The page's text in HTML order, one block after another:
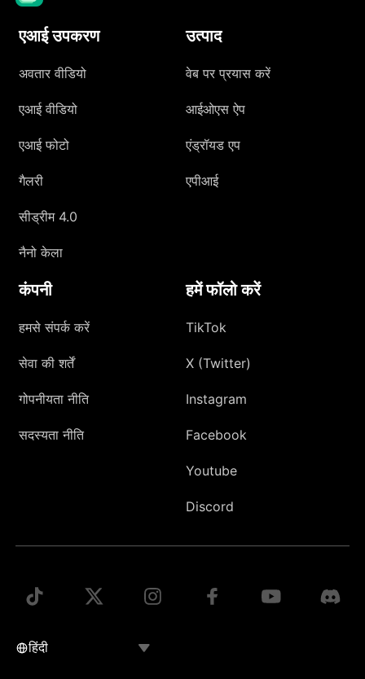
एआई उपकरण
अवतार वीडियो
एआई वीडियो
एआई फोटो
गैलरी
सीड्रीम 4.0
नैनो केला
उत्पाद
वेब पर प्रयास करें
आईओएस ऐप
एंड्रॉयड एप
एपीआई
कंपनी
हमसे संपर्क करें
सेवा की शर्तें
गोपनीयता नीति
सदस्यता नीति
हमें फॉलो करें
TikTok
X (Twitter)
Instagram
Facebook
Youtube
Discord